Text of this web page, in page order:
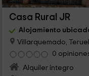
Casa Rural JR
Alojamiento
Villarquemado, Teruel
0
Alquiler íntegro